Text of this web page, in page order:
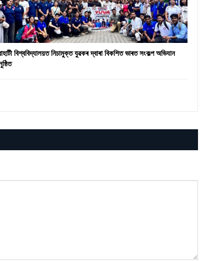
বিশ্ববিদ্যালয়ত নিচামুক্ত যুৱকৰ দ্বাৰা বিকশিত ভাৰত সংকল্প অভিযান